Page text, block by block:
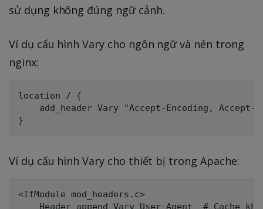
sử dụng không đúng ngữ cảnh.
Ví dụ cấu hình Vary cho ngôn ngữ và nén trong
nginx:
location / {
add_header Vary "Accept-Encoding,
Ví dụ cấu hình Vary cho thiết bị trong Apache:
<IfModule mod_headers.c>
Header append Vary User-Agent  # Cache